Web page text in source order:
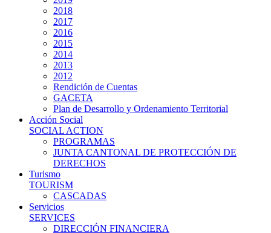
2018
2017
2016
2015
2014
2013
2012
Rendición de Cuentas
GACETA
Plan de Desarrollo y Ordenamiento Territorial
Acción Social
SOCIAL ACTION
PROGRAMAS
JUNTA CANTONAL DE PROTECCIÓN DE
DERECHOS
Turismo
TOURISM
CASCADAS
Servicios
SERVICES
DIRECCIÓN FINANCIERA